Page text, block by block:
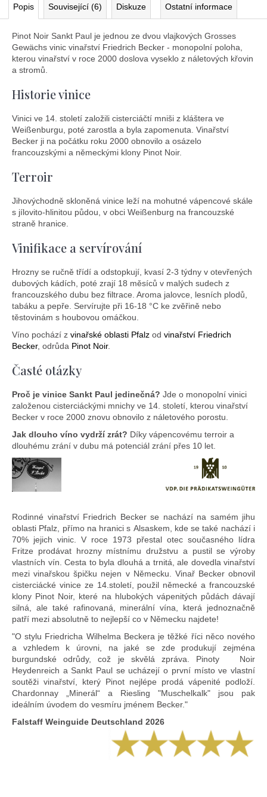
Popis Související (6) Diskuze Ostatní informace
Pinot Noir Sankt Paul je jednou ze dvou vlajkových Grosses
Gewächs vinic vinařství Friedrich Becker - monopolní poloha,
kterou vinařství v roce 2000 doslova vyseklo z náletových křovin
a stromů.
Historie vinice
Vinici ve 14. století založili cisterciáčtí mniši z kláštera ve
Weißenburgu, poté zarostla a byla zapomenuta. Vinařství
Becker ji na počátku roku 2000 obnovilo a osázelo
francouzskými a německými klony Pinot Noir.
Terroir
Jihovýchodně skloněná vinice leží na mohutné vápencové skále
s jílovito-hlinitou půdou, v obci Weißenburg na francouzské
straně hranice.
Vinifikace a servírování
Hrozny se ručně třídí a odstopkují, kvasí 2-3 týdny v otevřených
dubových kádích, poté zrají 18 měsíců v malých sudech z
francouzského dubu bez filtrace. Aroma jalovce, lesních plodů,
tabáku a pepře. Servírujte při 16-18 °C ke zvěřině nebo
těstovinám s houbovou omáčkou.
Víno pochází z vinařské oblasti Pfalz od vinařství Friedrich
Becker, odrůda Pinot Noir.
Časté otázky
Proč je vinice Sankt Paul jedinečná? Jde o monopolní vinici
založenou cisterciáckými mnichy ve 14. století, kterou vinařství
Becker v roce 2000 znovu obnovilo z náletového porostu.
Jak dlouho víno vydrží zrát? Díky vápencovému terroir a
dlouhému zrání v dubu má potenciál zrání přes 10 let.
Rodinné vinařství Friedrich Becker se nachází na samém jihu
oblasti Pfalz, přímo na hranici s Alsaskem, kde se také nachází i
70% jejich vinic. V roce 1973 přestal otec současného lídra
Fritze prodávat hrozny místnímu družstvu a pustil se výroby
vlastních vín. Cesta to byla dlouhá a trnitá, ale dovedla vinařství
mezi vinařskou špičku nejen v Německu. Vinař Becker obnovil
cisterciácké vinice ze 14.století, použil německé a francouzské
klony Pinot Noir, které na hlubokých vápenitých půdách dávají
silná, ale také rafinovaná, minerální vína, která jednoznačně
patří mezi absolutně to nejlepší co v Německu najdete!
"O stylu Friedricha Wilhelma Beckera je těžké říci něco nového
a vzhledem k úrovni, na jaké se zde produkují zejména
burgundské odrůdy, což je skvělá zpráva. Pinoty Noir
Heydenreich a Sankt Paul se ucházejí o první místo ve vlastní
soutěži vinařství, který Pinot nejlépe prodá vápenité podloží.
Chardonnay „Minerál“ a Riesling "Muschelkalk" jsou pak
ideálním úvodem do vesmíru jménem Becker."
Falstaff Weinguide Deutschland 2026